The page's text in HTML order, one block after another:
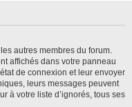
autres membres du forum.
affichés dans votre panneau
de connexion et leur envoyer
leurs messages peuvent
à votre liste d’ignorés, tous ses